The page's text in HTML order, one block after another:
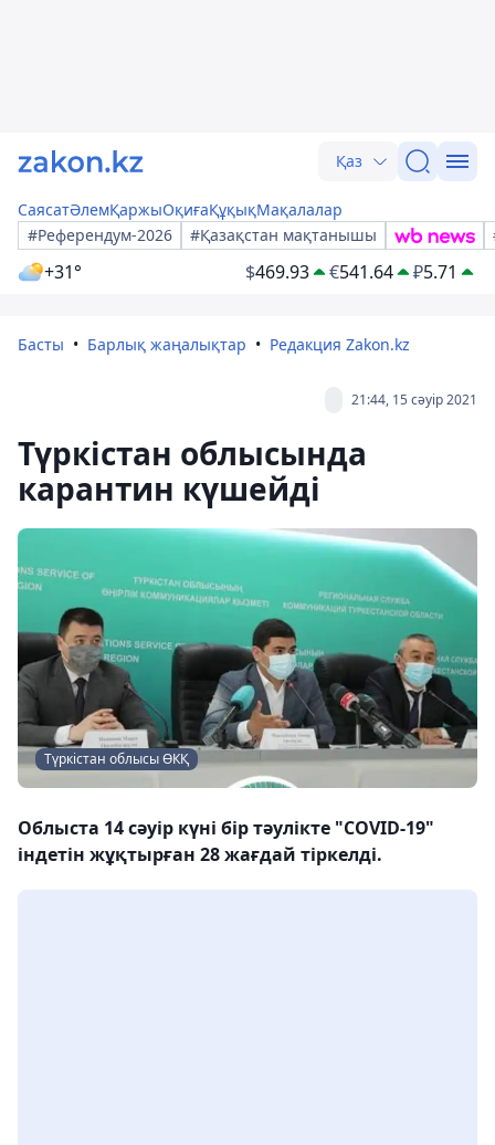
Қаз
СаясатӘлемҚаржыОқиғаҚұқықМақалалар
#Референдум-2026
#Қазақстан мақтанышы
+31° $469.93 €541.64 ₽5.71
Басты Барлық жаңалықтар Редакция Zakon.kz
21:44, 15 сәуір 2021
Түркістан облысында
карантин күшейді
Түркістан облысы ӨКҚ
Облыста 14 сәуір күні бір тәулікте "COVID-19"
індетін жұқтырған 28 жағдай тіркелді.